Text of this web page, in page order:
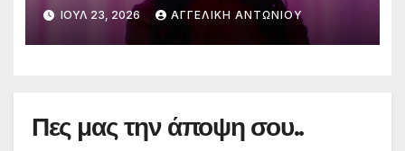
ΙΟΎΛ 23, 2026 ΑΓΓΕΛΙΚΉ ΑΝΤΩΝΊΟΥ
Πες μας την άποψη σου..